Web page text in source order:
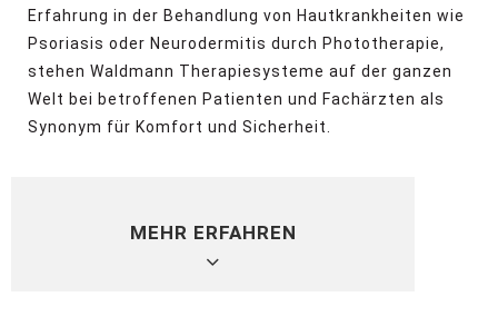
Erfahrung in der Behandlung von Hautkrankheiten wie
Psoriasis oder Neurodermitis durch Phototherapie,
stehen Waldmann Therapiesysteme auf der ganzen
Welt bei betroffenen Patienten und Fachärzten als
Synonym für Komfort und Sicherheit.
MEHR ERFAHREN